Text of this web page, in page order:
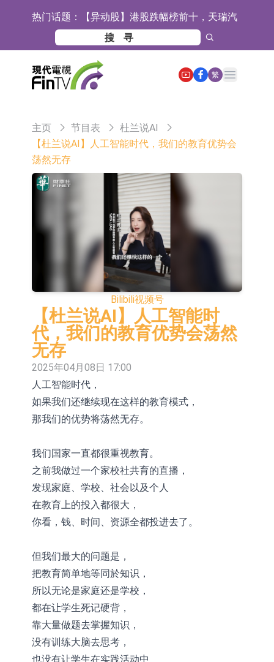
热门话题： 【异动股】港股跌幅榜前十，天瑞汽
车内饰(06162.HK)跌18.00%，德信服
务集团(02215.HK)跌16.33%
【异动股】港股涨幅榜前十，中国智
能健康(00348.HK)涨+93.33%，上善
黄金(01939.HK)涨+40.54%
COMMUNE幻师在香港开设旗舰店 拓
展海外市场
香港交易所：委任何洸毅为董事总经
份(01703.HK)跌80.71%，天瑞汽车内
【异动股】港股涨幅榜前十，辰兴发
(00368.HK)涨+163.89%
镍资源项目稳定运行
中瓷电子：生产经营正常 公司及子公
司目前订单饱满
格林美：正在积极推进MLCC用纳米
级镍粉的技术研发与产业化准备工作
宝明科技：HVLP4/5铜箔主要技术指
标已完成厂内验证 正布局向下游客户
送样
ST豆神：成立全资公司北京豆神智算
及香港豆神智算 正积极开拓相关业务
卓悦控股(00653.HK)跌44% 建议股份
30合1 与云累大吉启动战略合作
日韩股市双双收涨
【异动股】保健品板块下挫，ST交昂
(600530.CN)跌10.02%
【异动股】半导体设备板块拉升，中
微公司(688012.CN)涨14.22%
【异动股】港股跌幅榜前十，谊和股
份(01703.HK)跌80.95%，天瑞汽车内
【异动股】港股涨幅榜前十，辰兴发
(00368.HK)涨+120.83%
(600085.CN)跌2.83%
【异动股】钨板块拉升，中钨高新
(000657.CN)涨7.24%
【异动股】昨日打二板以上表现板块
拉升，欣天科技(300615.CN)涨
繁
Open main menu
主页 节目表
杜兰说AI
【杜兰说AI】人工智能时代，我们的教育优势会
荡然无存
Bilibili视频号
【杜兰说AI】人工智能时
代，我们的教育优势会荡然
无存
2025年04月08日 17:00
人工智能时代，
如果我们还继续现在这样的教育模式，
那我们的优势将荡然无存。
我们国家一直都很重视教育。
之前我做过一个家校社共育的直播，
发现家庭、学校、社会以及个人
在教育上的投入都很大，
你看，钱、时间、资源全都投进去了。
但我们最大的问题是，
把教育简单地等同於知识，
所以无论是家庭还是学校，
都在让学生死记硬背，
靠大量做题去掌握知识，
没有训练大脑去思考，
也没有让学生在实践活动中